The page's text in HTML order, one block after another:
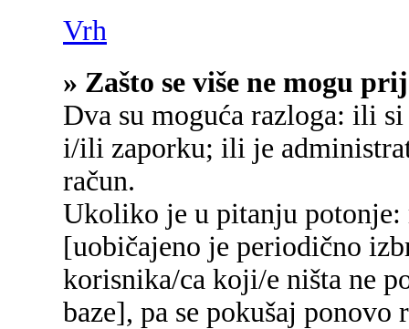
Vrh
» Zašto se više ne mogu
Dva su moguća razloga: ili
i/ili zaporku; ili je
račun.
Ukoliko je u pitanju potonje:
[uobičajeno je periodično
korisnika/ca koji/e ništa ne
baze], pa se pokušaj ponovo